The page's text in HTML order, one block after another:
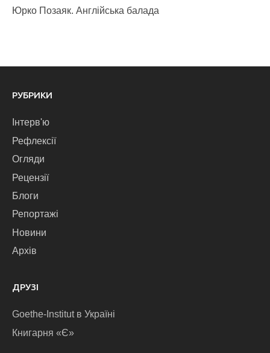
Юрко Позаяк. Англійська балада
РУБРИКИ
Інтерв'ю
Рефлексії
Огляди
Рецензії
Блоги
Репортажі
Новини
Архів
ДРУЗІ
Goethe-Institut в Україні
Книгарня «Є»